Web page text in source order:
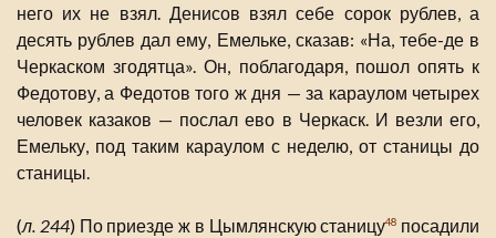
него их не взял. Денисов взял себе сорок рублев, а
десять рублев дал ему, Емельке, сказав: «На, тебе-де в
Черкаском згодятца». Он, поблагодаря, пошол опять к
Федотову, а Федотов того ж дня — за караулом четырех
человек казаков — послал ево в Черкаск. И везли его,
Емельку, под таким караулом с неделю, от станицы до
станицы.
(л. 244) По приезде ж в Цымлянскую станицу48 посадили